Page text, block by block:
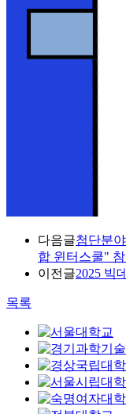
다음글첨단분
합 윈터스쿨"
이전글2025 빅
목록